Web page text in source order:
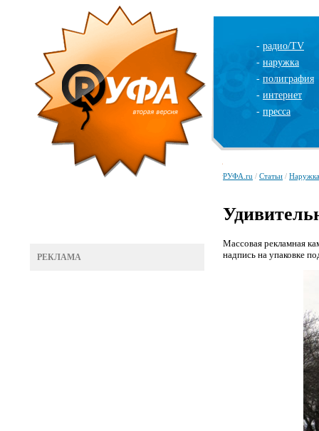
- радио/TV
- наружка
- полиграфия
- интернет
- пресса
РЕКЛАМА
РУФА.ru / Статьи / Наружка
Массовая рекламная
надпись на упаковке